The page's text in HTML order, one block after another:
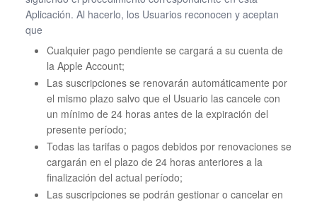
Aplicación. Al hacerlo, los Usuarios reconocen y aceptan
que
Cualquier pago pendiente se cargará a su cuenta de
la Apple Account;
Las suscripciones se renovarán automáticamente por
el mismo plazo salvo que el Usuario las cancele con
un mínimo de 24 horas antes de la expiración del
presente período;
Todas las tarifas o pagos debidos por renovaciones se
cargarán en el plazo de 24 horas anteriores a la
finalización del actual período;
Las suscripciones se podrán gestionar o cancelar en